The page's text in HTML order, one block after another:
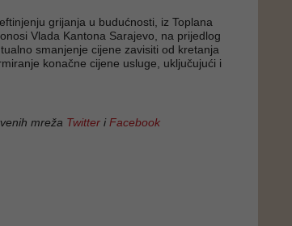
grijanja u budućnosti, iz Toplana
Vlada Kantona Sarajevo, na prijedlog
smanjenje cijene zavisiti od kretanja
konačne cijene usluge, uključujući i
mreža Twitter iFacebook